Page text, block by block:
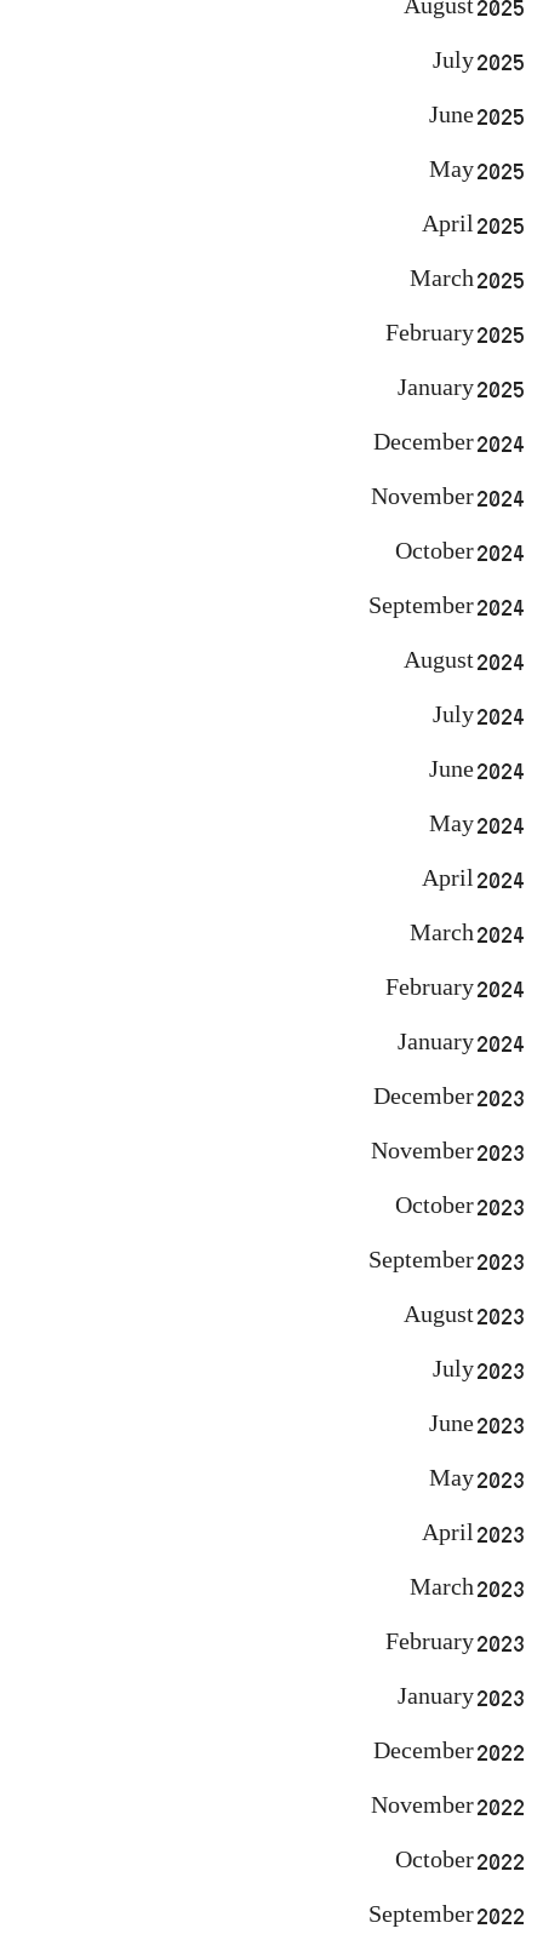
August 2025
July 2025
June 2025
May 2025
April 2025
March 2025
February 2025
January 2025
December 2024
November 2024
October 2024
September 2024
August 2024
July 2024
June 2024
May 2024
April 2024
March 2024
February 2024
January 2024
December 2023
November 2023
October 2023
September 2023
August 2023
July 2023
June 2023
May 2023
April 2023
March 2023
February 2023
January 2023
December 2022
November 2022
October 2022
September 2022